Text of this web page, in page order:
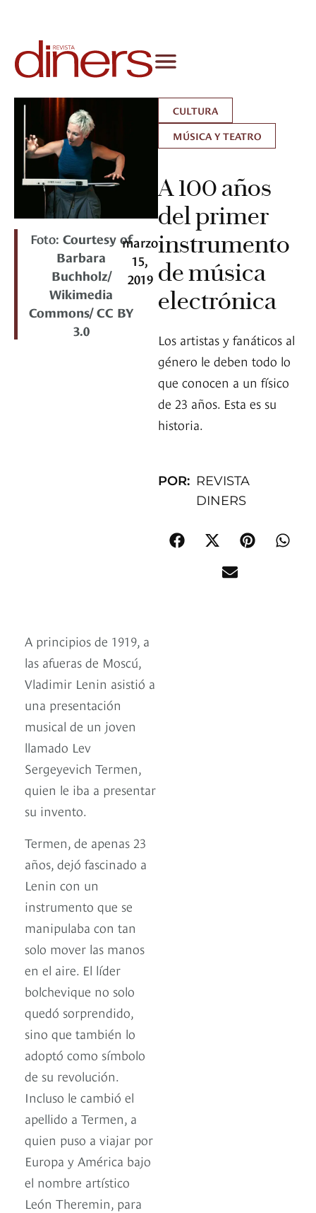
Foto:Courtesy of
Barbara
Buchholz/
Wikimedia
Commons/ CC BY
3.0
marzo
15,
2019
CULTURA
MÚSICA Y TEATRO
A 100 años
del primer
instrumento
de música
electrónica
Los artistas y fanáticos al
género le deben todo lo
que conocen a un físico
de 23 años. Esta es su
historia.
POR: REVISTA
DINERS
A principios de 1919, a
las afueras de Moscú,
Vladimir Lenin asistió a
una presentación
musical de un joven
llamado Lev
Sergeyevich Termen,
quien le iba a presentar
su invento.
Termen, de apenas 23
años, dejó fascinado a
Lenin con un
instrumento que se
manipulaba con tan
solo mover las manos
en el aire. El líder
bolchevique no solo
quedó sorprendido,
sino que también lo
adoptó como símbolo
de su revolución.
Incluso le cambió el
apellido a Termen, a
quien puso a viajar por
Europa y América bajo
el nombre artístico
León Theremin, para